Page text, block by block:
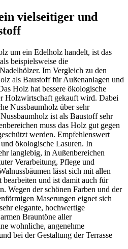
vielseitiger und
um ein Edelholz handelt, ist das
als beispielsweise die
Im Vergleich zu den
als Baustoff für Außenanlagen und
Holz hat bessere ökologische
Holzwirtschaft gekauft wird. Dabei
Nussbaumholz über sehr
ist als Baustoff sehr
muss das Holz gut gegen
werden. Empfehlenswert
ökologische Lasuren. In
langlebig, in Außenbereichen
Verarbeitung, Pflege und
lässt sich mit allen
und ist damit auch für
Wegen der schönen Farben und der
Maserungen eignet sich
elegante, hochwertige
Brauntöne aller
wohnliche, angenehme
bei der Gestaltung der Terrasse